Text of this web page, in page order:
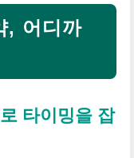
, 어디까
타이밍을 잡